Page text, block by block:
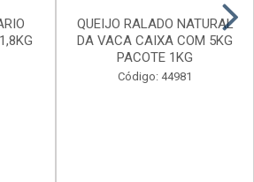
QUEIJO RALADO NATURAL
DA VACA CAIXA COM 5KG
PACOTE 1KG
Código: 44981